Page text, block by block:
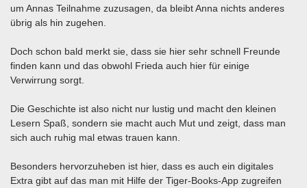
um Annas Teilnahme zuzusagen, da bleibt Anna nichts anderes
übrig als hin zugehen.
Doch schon bald merkt sie, dass sie hier sehr schnell Freunde
finden kann und das obwohl Frieda auch hier für einige
Verwirrung sorgt.
Die Geschichte ist also nicht nur lustig und macht den kleinen
Lesern Spaß, sondern sie macht auch Mut und zeigt, dass man
sich auch ruhig mal etwas trauen kann.
Besonders hervorzuheben ist hier, dass es auch ein digitales
Extra gibt auf das man mit Hilfe der Tiger-Books-App zugreifen